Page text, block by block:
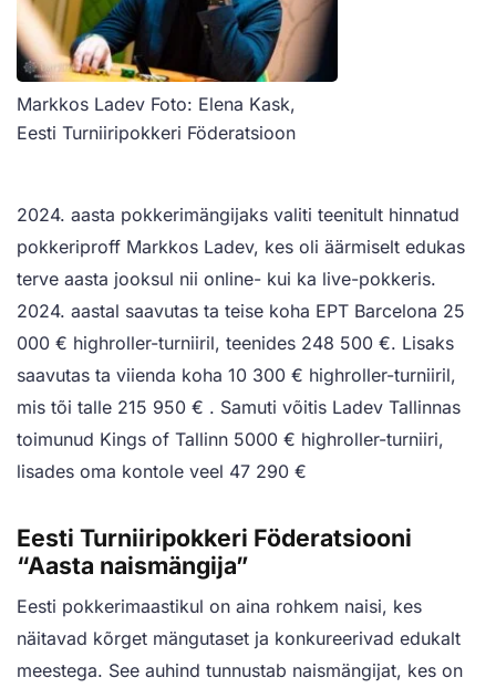
Markkos Ladev Foto: Elena Kask,
Eesti Turniiripokkeri Föderatsioon
2024. aasta pokkerimängijaks valiti teenitult hinnatud
pokkeriproff Markkos Ladev, kes oli äärmiselt edukas
terve aasta jooksul nii online- kui ka live-pokkeris.
2024. aastal saavutas ta teise koha EPT Barcelona 25
000 € highroller-turniiril, teenides 248 500 €. Lisaks
saavutas ta viienda koha 10 300 € highroller-turniiril,
mis tõi talle 215 950 € . Samuti võitis Ladev Tallinnas
toimunud Kings of Tallinn 5000 € highroller-turniiri,
lisades oma kontole veel 47 290 €
Eesti Turniiripokkeri Föderatsiooni
“Aasta naismängija”
Eesti pokkerimaastikul on aina rohkem naisi, kes
näitavad kõrget mängutaset ja konkureerivad edukalt
meestega. See auhind tunnustab naismängijat, kes on